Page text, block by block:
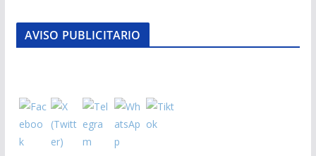
AVISO PUBLICITARIO